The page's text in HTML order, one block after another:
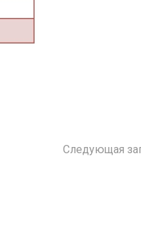
Следующая